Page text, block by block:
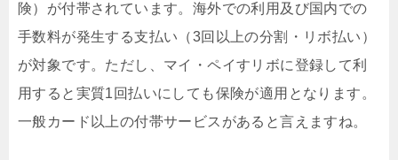
険）が付帯されています。海外での利用及び国内での
手数料が発生する支払い（3回以上の分割・リボ払い）
が対象です。ただし、マイ・ペイすリボに登録して利
用すると実質1回払いにしても保険が適用となります。
一般カード以上の付帯サービスがあると言えますね。